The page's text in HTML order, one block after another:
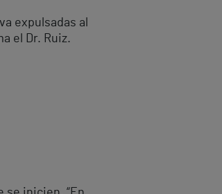
expulsadas al
el Dr. Ruiz.